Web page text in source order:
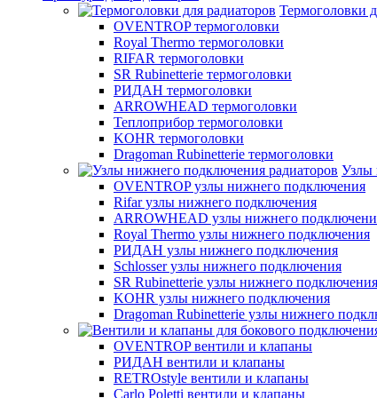
Термоголовки
OVENTROP термоголовки
Royal Thermo термоголовки
RIFAR термоголовки
SR Rubinetterie термоголовки
РИДАН термоголовки
ARROWHEAD термоголовки
Теплоприбор термоголовки
KOHR термоголовки
Dragoman Rubinetterie термоголовки
Узлы
OVENTROP узлы нижнего подключения
Rifar узлы нижнего подключения
ARROWHEAD узлы нижнего
Royal Thermo узлы нижнего подключения
РИДАН узлы нижнего подключения
Schlosser узлы нижнего подключения
SR Rubinetterie узлы нижнего подключения
KOHR узлы нижнего подключения
Dragoman Rubinetterie узлы нижнего
OVENTROP вентили и клапаны
РИДАН вентили и клапаны
RETROstyle вентили и клапаны
Carlo Poletti вентили и клапаны